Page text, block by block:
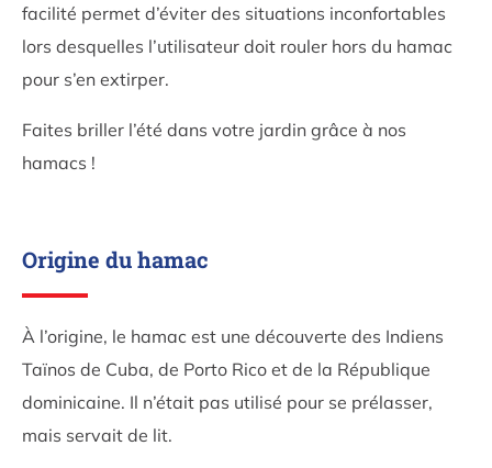
facilité permet d’éviter des situations inconfortables
lors desquelles l’utilisateur doit rouler hors du hamac
pour s’en extirper.
Faites briller l’été dans votre jardin grâce à nos
hamacs !
Origine du hamac
À l’origine, le hamac est une découverte des Indiens
Taïnos de Cuba, de Porto Rico et de la République
dominicaine. Il n’était pas utilisé pour se prélasser,
mais servait de lit.